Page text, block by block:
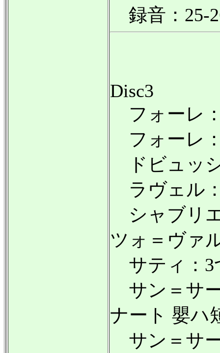
録音：25-
Disc3
フォーレ
フォーレ
ドビュッ
ラヴェル
シャブリ
ツォ＝ヴァ
サティ：3
サン＝サ
ナート 嬰ハ
サン＝サ